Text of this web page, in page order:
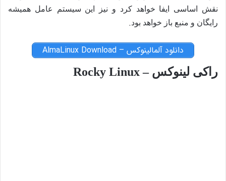
نقش اساسی ایفا خواهد کرد و نیز این سیستم عامل همیشه
رایگان و منبع باز خواهد بود.
دانلود آلمالینوکس – AlmaLinux Download
راکی لینوکس – Rocky Linux